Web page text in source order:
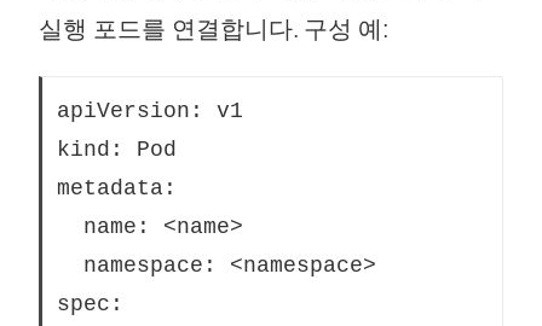
실행 포드를 연결합니다. 구성 예:
apiVersion: v1
kind: Pod
metadata:
  name: <name>
  namespace: <namespace>
spec: